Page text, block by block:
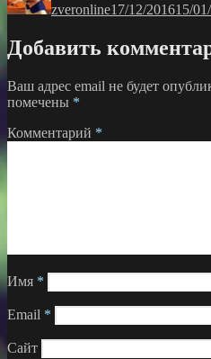
zveronline17/12/201615/
Добавить
Ваш адрес email не будет
помечены *
Комментарий *
Имя *
Email *
Сайт